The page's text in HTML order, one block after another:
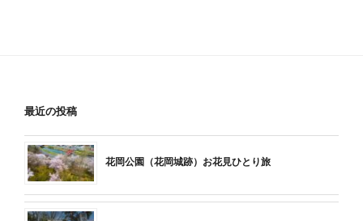
諏訪湖の八剱神社に600年以上の気象記録！御神渡り